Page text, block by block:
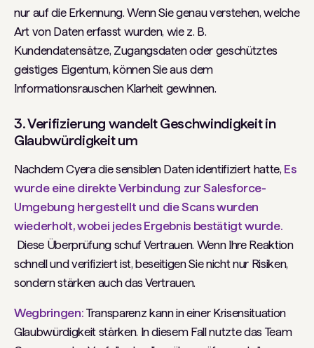
nur auf die Erkennung. Wenn Sie genau verstehen, welche
Art von Daten erfasst wurden, wie z. B.
Kundendatensätze, Zugangsdaten oder geschütztes
geistiges Eigentum, können Sie aus dem
Informationsrauschen Klarheit gewinnen.
3. Verifizierung wandelt Geschwindigkeit in
Glaubwürdigkeit um
Nachdem Cyera die sensiblen Daten identifiziert hatte, Es
wurde eine direkte Verbindung zur Salesforce-
Umgebung hergestellt und die Scans wurden
wiederholt, wobei jedes Ergebnis bestätigt wurde.
Diese Überprüfung schuf Vertrauen. Wenn Ihre Reaktion
schnell und verifiziert ist, beseitigen Sie nicht nur Risiken,
sondern stärken auch das Vertrauen.
Wegbringen: Transparenz kann in einer Krisensituation
Glaubwürdigkeit stärken. In diesem Fall nutzte das Team